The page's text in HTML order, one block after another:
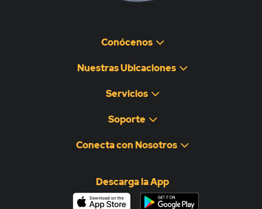
Conócenos
Nuestras Ubicaciones
Servicios
Soporte
Conecta con Nosotros
Descarga la App